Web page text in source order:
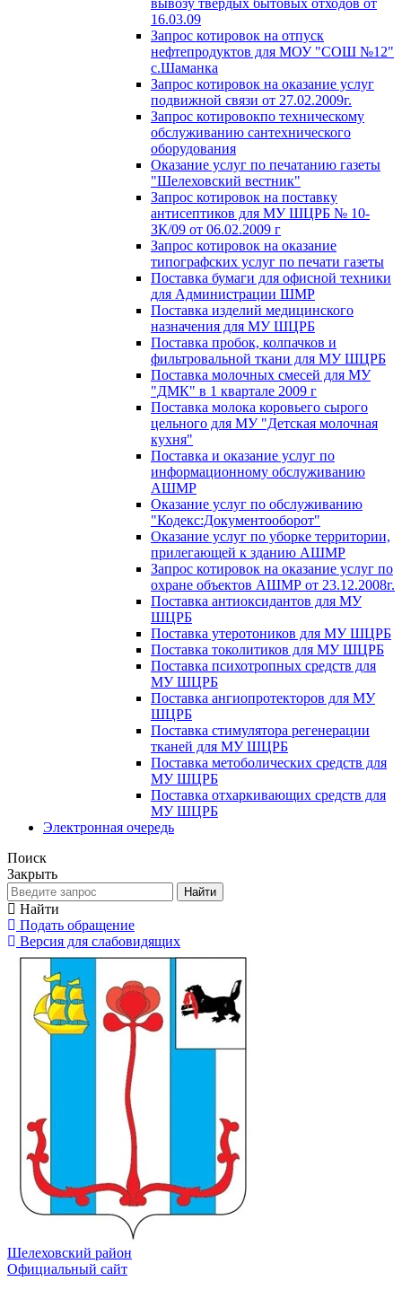
16.03.09
Запрос котировок на отпуск
нефтепродуктов для МОУ "СОШ №12"
с.Шаманка
Запрос котировок на оказание услуг
подвижной связи от 27.02.2009г.
Запрос котировокпо техническому
обслуживанию сантехнического
оборудования
Оказание услуг по печатанию газеты
"Шелеховский вестник"
Запрос котировок на поставку
антисептиков для МУ ШЦРБ № 10-
ЗК/09 от 06.02.2009 г
Запрос котировок на оказание
типографских услуг по печати газеты
Поставка бумаги для офисной техники
для Администрации ШМР
Поставка изделий медицинского
назначения для МУ ШЦРБ
Поставка пробок, колпачков и
фильтровальной ткани для МУ ШЦРБ
Поставка молочных смесей для МУ
"ДМК" в 1 квартале 2009 г
Поставка молока коровьего сырого
цельного для МУ "Детская молочная
кухня"
Поставка и оказание услуг по
информационному обслуживанию
АШМР
Оказание услуг по обслуживанию
"Кодекс:Документооборот"
Оказание услуг по уборке территории,
прилегающей к зданию АШМР
Запрос котировок на оказание услуг по
охране объектов АШМР от 23.12.2008г.
Поставка антиоксидантов для МУ
ШЦРБ
Поставка утеротоников для МУ ШЦРБ
Поставка токолитиков для МУ ШЦРБ
Поставка психотропных средств для
МУ ШЦРБ
Поставка ангиопротекторов для МУ
ШЦРБ
Поставка стимулятора регенерации
тканей для МУ ШЦРБ
Поставка метоболических средств для
МУ ШЦРБ
Поставка отхаркивающих средств для
МУ ШЦРБ
Электронная очередь
Поиск
Закрыть
Найти
Найти
Подать обращение
Версия для слабовидящих
Шелеховский район
Официальный сайт